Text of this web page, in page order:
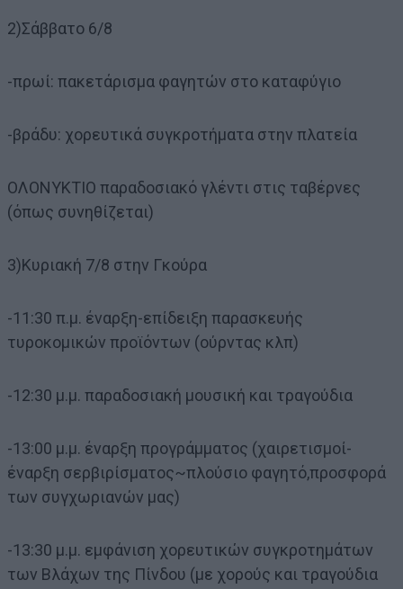
2)Σάββατο 6/8
-πρωί: πακετάρισμα φαγητών στο καταφύγιο
-βράδυ: χορευτικά συγκροτήματα στην πλατεία
ΟΛΟΝΥΚΤΙΟ παραδοσιακό γλέντι στις ταβέρνες
(όπως συνηθίζεται)
3)Κυριακή 7/8 στην Γκούρα
-11:30 π.μ. έναρξη-επίδειξη παρασκευής
τυροκομικών προϊόντων (ούρντας κλπ)
-12:30 μ.μ. παραδοσιακή μουσική και τραγούδια
-13:00 μ.μ. έναρξη προγράμματος (χαιρετισμοί-
έναρξη σερβιρίσματος~πλούσιο φαγητό,προσφορά
των συγχωριανών μας)
-13:30 μ.μ. εμφάνιση χορευτικών συγκροτημάτων
των Βλάχων της Πίνδου (με χορούς και τραγούδια